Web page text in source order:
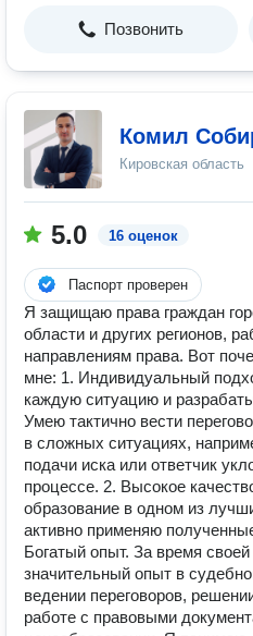
Позвонить
Комил
Кировская область
5.0 16 оценок
Паспорт проверен
Я защищаю права граждан
области и других регионов,
направлениям права. Вот
мне: 1. Индивидуальный
каждую ситуацию и
Умею тактично вести
в сложных ситуациях,
подачи иска или ответчик
процессе. 2. Высокое
образование в одном из
активно применяю
Богатый опыт. За время
значительный опыт в
ведении переговоров,
работе с правовыми